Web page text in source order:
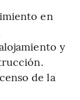
en
y
de la